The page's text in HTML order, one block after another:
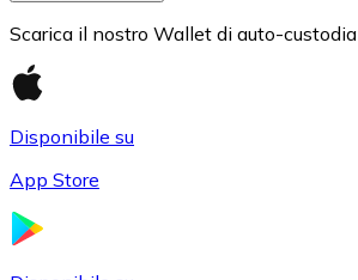
Scarica il nostro Wallet di auto-custodia
Disponibile su
App Store